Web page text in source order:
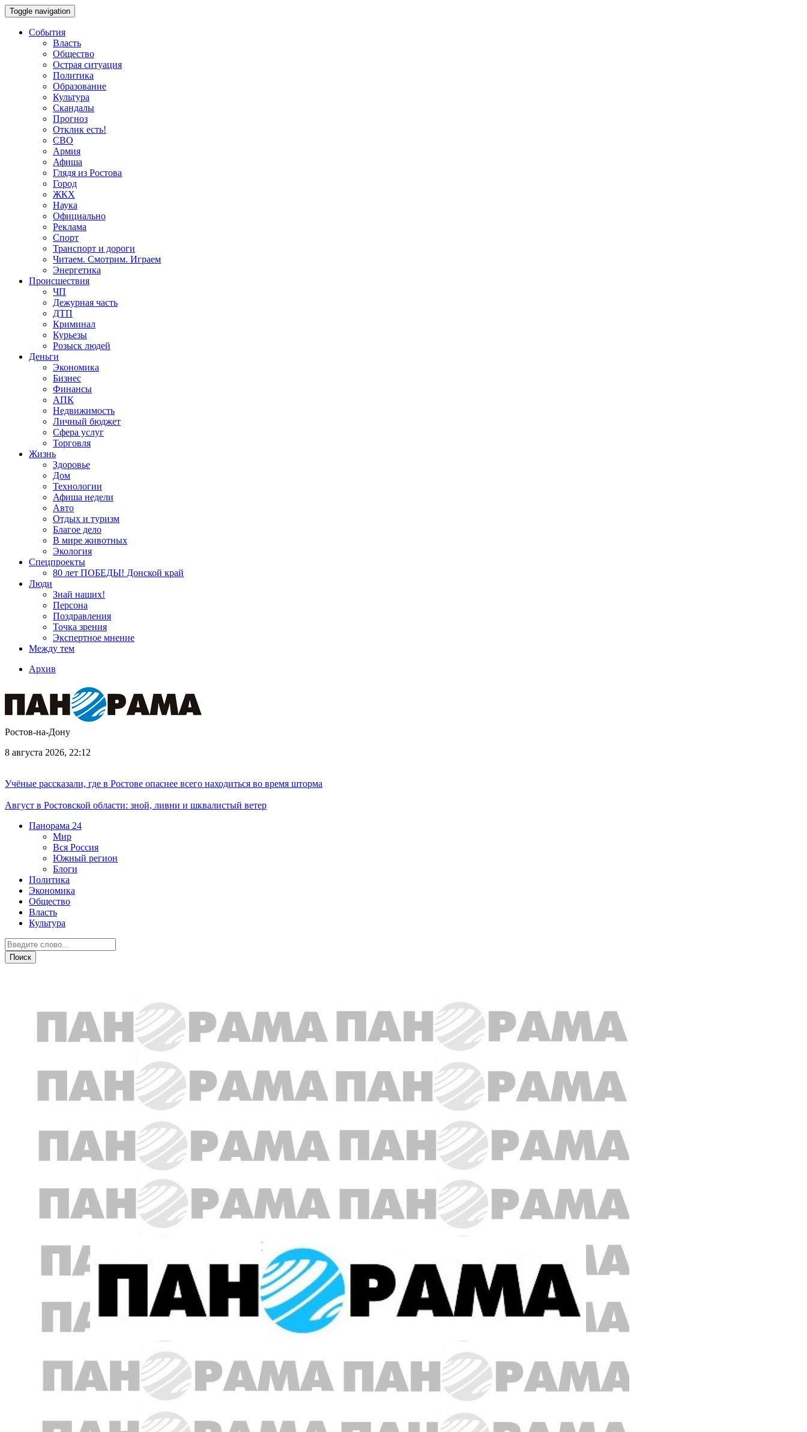
Toggle navigation
События
Власть
Общество
Острая ситуация
Политика
Образование
Культура
Скандалы
Прогноз
Отклик есть!
СВО
Армия
Афиша
Глядя из Ростова
Город
ЖКХ
Наука
Официально
Реклама
Спорт
Транспорт и дороги
Читаем. Смотрим. Играем
Энергетика
Происшествия
ЧП
Дежурная часть
ДТП
Криминал
Курьезы
Розыск людей
Деньги
Экономика
Бизнес
Финансы
АПК
Недвижимость
Личный бюджет
Сфера услуг
Торговля
Жизнь
Здоровье
Дом
Технологии
Афиша недели
Авто
Отдых и туризм
Благое дело
В мире животных
Экология
Спецпроекты
80 лет ПОБЕДЫ! Донской край
Люди
Знай наших!
Персона
Поздравления
Точка зрения
Экспертное мнение
Между тем
Архив
Ростов-на-Дону
8 августа 2026, 22:12
Учёные рассказали, где в Ростове опаснее всего находиться во время шторма
Август в Ростовской области: зной, ливни и шквалистый ветер
Панорама 24
Мир
Вся Россия
Южный регион
Блоги
Политика
Экономика
Общество
Власть
Культура